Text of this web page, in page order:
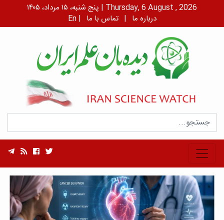
پنج شنبه، ۱۵ مرداد، ۱۴۰۵ | Thursday, 6 August , 2026
En | درباره ما | تماس با ما